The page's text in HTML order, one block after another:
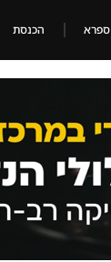
ספרא הכנסת